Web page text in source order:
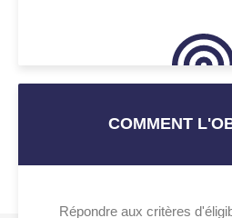
COMMENT
Répondre aux critères